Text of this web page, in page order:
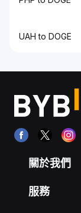
UAH to DOGE
關於我們
服務